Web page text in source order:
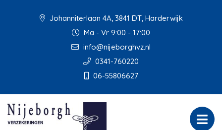
Johanniterlaan 4A, 3841 DT, Harderwijk
Ma - Vr 9:00 - 17:00
info@nijeborghvz.nl
0341-760220
06-55806627